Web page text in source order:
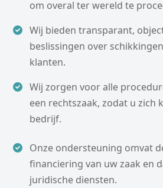
om overal ter wereld te
Wij bieden transparant,
beslissingen over
klanten.
Wij zorgen voor alle
een rechtszaak, zodat u zich
bedrijf.
Onze ondersteuning omvat
financiering van uw zaak en
juridische diensten.